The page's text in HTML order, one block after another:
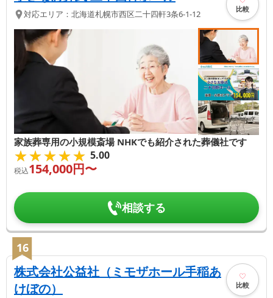
対応エリア： 北海道札幌市西区二十四軒3条6-1-12 比較
家族葬専用の小規模斎場 NHKでも紹介された葬儀社です
★★★★★
★★★★★ 5.00
税込154,000円〜
相談する
16
株式会社公益社（ミモザホール手稲あ
けぼの）
比較